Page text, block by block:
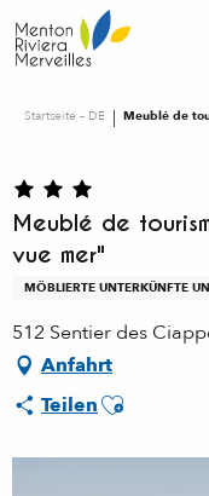
au
contenu
Startseite – DE Meublé de
Meublé de
vue mer"
MÖBLIERTE UNTERKÜNFTE
512 Sentier des
Anfahrt
TeilenAjouter aux